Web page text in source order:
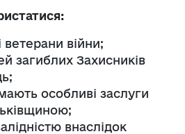
ветерани війни;
загиблих Захисників
особливі заслуги
внаслідок